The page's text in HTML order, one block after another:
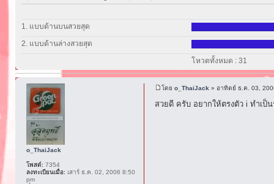
1. แบบด้านบนสวยสุด
2. แบบด้านล่างสวยสุด
โหวตทั้งหมด : 31
โดยo_ThaiJack » อาทิตย์ ธ.ค. 03,
สวยดี ครับ อยากให้ตรงตัว i ทำเป็
o_ThaiJack
โพสต์: 7354
ลงทะเบียนเมื่อ: เสาร์ ธ.ค. 02, 2006 8:50
pm